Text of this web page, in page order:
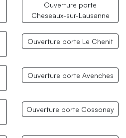
Ouverture porte
Cheseaux-sur-Lausanne
Ouverture porte Le Chenit
Ouverture porte Avenches
Ouverture porte Cossonay